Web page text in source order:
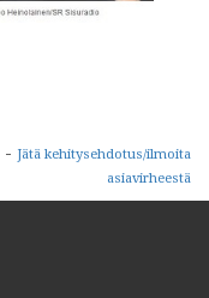
- Jätä kehitysehdotus/ilmoita
asiavirheestä